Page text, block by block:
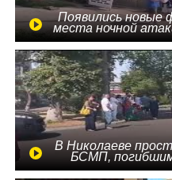
Появились новые
места ночной
В Николаеве
БСМП,